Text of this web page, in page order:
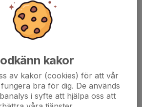
kakor
av kakor (cookies) för att vår
bra för dig. De används
i syfte att hjälpa oss att